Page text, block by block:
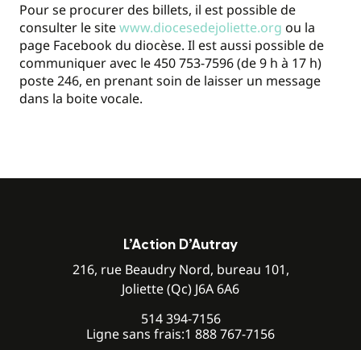
Pour se procurer des billets, il est possible de
consulter le sitewww.diocesedejoliette.org ou la
page Facebook du diocèse. Il est aussi possible de
communiquer avec le 450 753-7596 (de 9 h à 17 h)
poste 246, en prenant soin de laisser un message
dans la boite vocale.
L’Action D’Autray
216, rue Beaudry Nord, bureau 101,
Joliette (Qc) J6A 6A6
514 394-7156
Ligne sans frais:1 888 767-7156